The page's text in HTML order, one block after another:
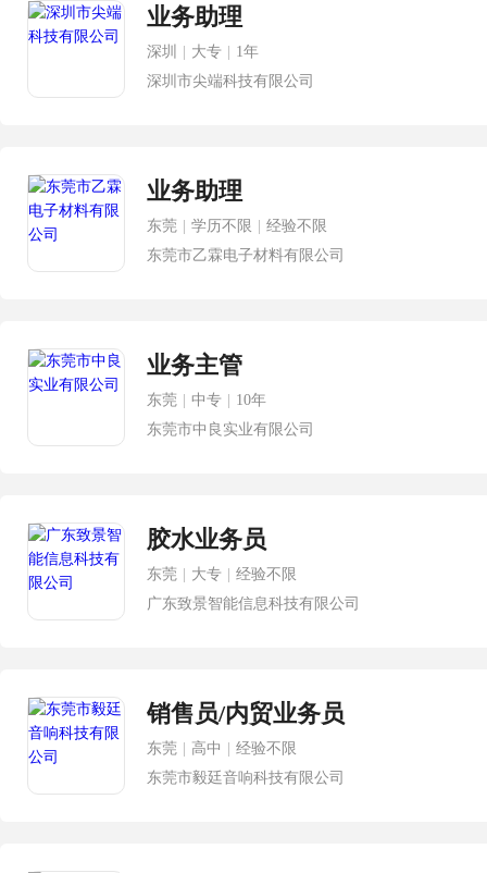
业务助理
深圳 大专
1年
深圳市尖端科技有限公司
业务助理
东莞 学历不限
经验不限
东莞市乙霖电子材料有限公司
业务主管
东莞 中专
10年
东莞市中良实业有限公司
胶水业务员
东莞 大专
经验不限
广东致景智能信息科技有限公司
销售员/内贸业务员
东莞 高中
经验不限
东莞市毅廷音响科技有限公司